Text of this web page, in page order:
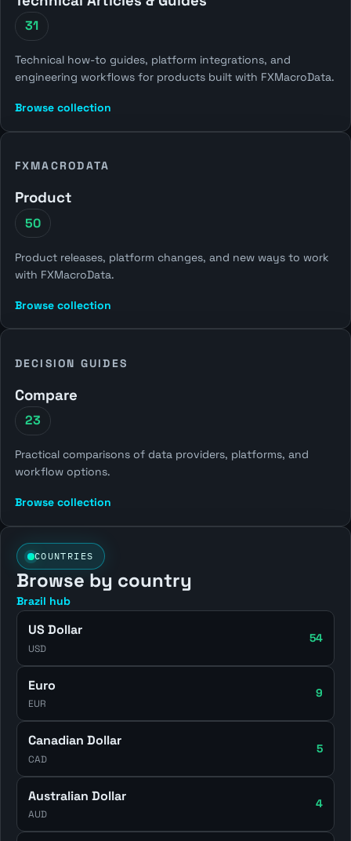
31
Technical how-to guides, platform integrations, and
engineering workflows for products built with FXMacroData.
Browse collection
FXMACRODATA
Product
50
Product releases, platform changes, and new ways to work
with FXMacroData.
Browse collection
DECISION GUIDES
Compare
23
Practical comparisons of data providers, platforms, and
workflow options.
Browse collection
COUNTRIES
Browse by country
Brazil hub
US Dollar
USD
54
Euro
EUR
9
Canadian Dollar
CAD
5
Australian Dollar
AUD
4